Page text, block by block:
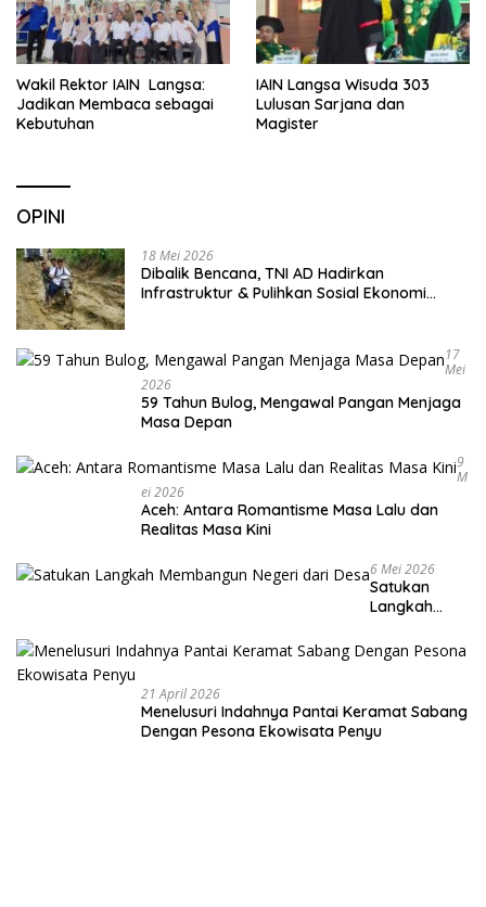
Wakil Rektor IAIN Langsa:
Jadikan Membaca sebagai
Kebutuhan
IAIN Langsa Wisuda 303
Lulusan Sarjana dan
Magister
OPINI
18 Mei 2026
Dibalik Bencana, TNI AD Hadirkan
Infrastruktur & Pulihkan Sosial Ekonomi
17
Mei
2026
59 Tahun Bulog, Mengawal Pangan Menjaga
Masa Depan
9
M
Ei 2026
Aceh: Antara Romantisme Masa Lalu dan
Realitas Masa Kini
6 Mei 2026
Satukan
Langkah
Negeri dari
Desa
21 April 2026
Menelusuri Indahnya Pantai Keramat Sabang
Dengan Pesona Ekowisata Penyu